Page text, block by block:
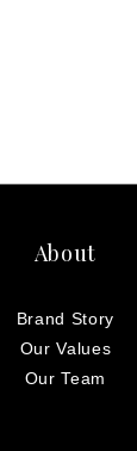
About
Brand Story
Our Values
Our Team